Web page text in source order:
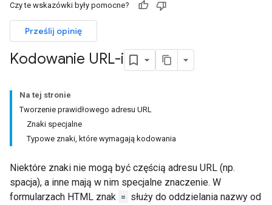
Czy te wskazówki były pomocne?
Prześlij opinię
Kodowanie URL-i
Na tej stronie
Tworzenie prawidłowego adresu URL
Znaki specjalne
Typowe znaki, które wymagają kodowania
Niektóre znaki nie mogą być częścią adresu URL (np.
spacja), a inne mają w nim specjalne znaczenie. W
formularzach HTML znak = służy do oddzielania nazwy od